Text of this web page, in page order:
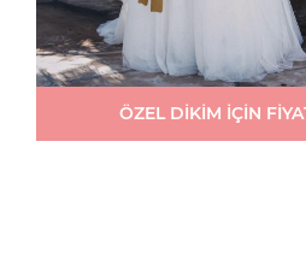
ÖZEL DİKİM İÇİN